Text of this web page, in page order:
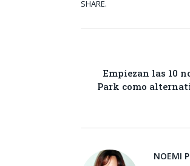
SHARE.
Empiezan las 10
Park como
NOEMI